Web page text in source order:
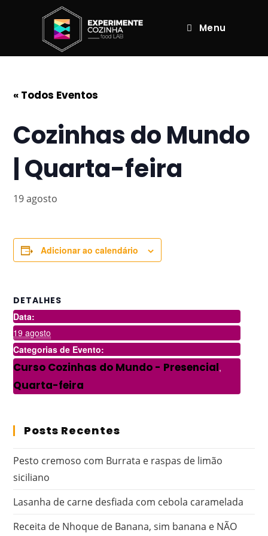
Menu
« Todos Eventos
Cozinhas do Mundo
| Quarta-feira
19 agosto
Adicionar ao calendário
DETALHES
Data:
19 agosto
Categorias de Evento:
Curso Cozinhas do Mundo - Presencial,
Quarta-feira
Posts Recentes
Pesto cremoso com Burrata e raspas de limão
siciliano
Lasanha de carne desfiada com cebola caramelada
Receita de Nhoque de Banana, sim banana e NÃO